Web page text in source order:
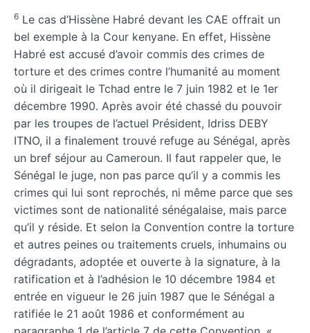
6 Le cas d’Hissène Habré devant les CAE offrait un
bel exemple à la Cour kenyane. En effet, Hissène
Habré est accusé d’avoir commis des crimes de
torture et des crimes contre l’humanité au moment
où il dirigeait le Tchad entre le 7 juin 1982 et le 1er
décembre 1990. Après avoir été chassé du pouvoir
par les troupes de l’actuel Président, Idriss DEBY
ITNO, il a finalement trouvé refuge au Sénégal, après
un bref séjour au Cameroun. Il faut rappeler que, le
Sénégal le juge, non pas parce qu’il y a commis les
crimes qui lui sont reprochés, ni même parce que ses
victimes sont de nationalité sénégalaise, mais parce
qu’il y réside. Et selon la Convention contre la torture
et autres peines ou traitements cruels, inhumains ou
dégradants, adoptée et ouverte à la signature, à la
ratification et à l’adhésion le 10 décembre 1984 et
entrée en vigueur le 26 juin 1987 que le Sénégal a
ratifiée le 21 août 1986 et conformément au